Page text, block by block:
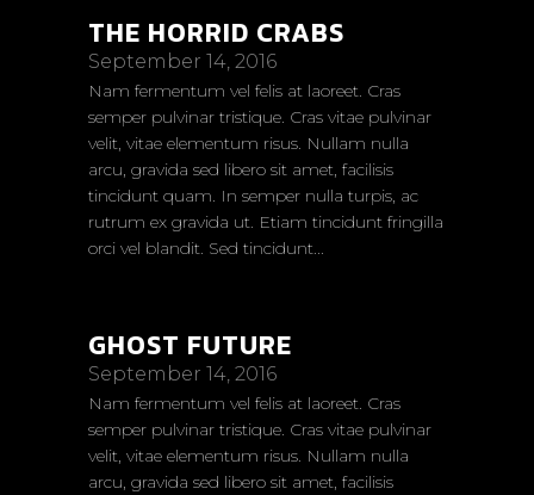
THE HORRID CRABS
September 14, 2016
Nam fermentum vel felis at laoreet. Cras
semper pulvinar tristique. Cras vitae pulvinar
velit, vitae elementum risus. Nullam nulla
arcu, gravida sed libero sit amet, facilisis
tincidunt quam. In semper nulla turpis, ac
rutrum ex gravida ut. Etiam tincidunt fringilla
orci vel blandit. Sed tincidunt...
GHOST FUTURE
September 14, 2016
Nam fermentum vel felis at laoreet. Cras
semper pulvinar tristique. Cras vitae pulvinar
velit, vitae elementum risus. Nullam nulla
arcu, gravida sed libero sit amet, facilisis